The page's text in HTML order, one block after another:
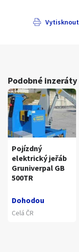
Vytisknout
Podobné inzeráty
Pojízdný
elektrický jeřáb
Gruniverpal GB
500TR
Dohodou
Celá ČR